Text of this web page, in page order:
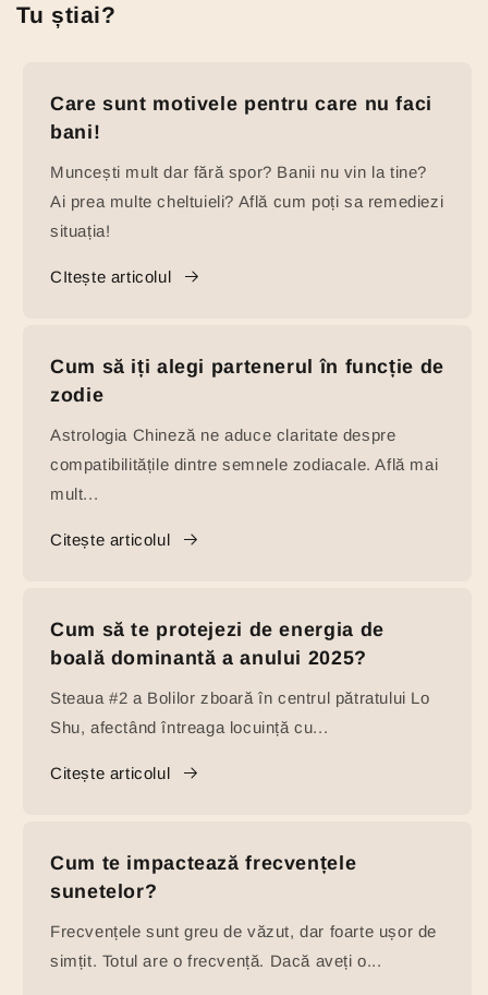
Tu știai?
Care sunt motivele pentru care nu faci
bani!
Muncești mult dar fără spor? Banii nu vin la tine?
Ai prea multe cheltuieli? Află cum poți sa remediezi
situația!
CItește articolul
Cum să iți alegi partenerul în funcție de
zodie
Astrologia Chineză ne aduce claritate despre
compatibilitățile dintre semnele zodiacale. Află mai
mult...
Citește articolul
Cum să te protejezi de energia de
boală dominantă a anului 2025?
Steaua #2 a Bolilor zboară în centrul pătratului Lo
Shu, afectând întreaga locuință cu...
Citește articolul
Cum te impactează frecvențele
sunetelor?
Frecvențele sunt greu de văzut, dar foarte ușor de
simțit. Totul are o frecvență. Dacă aveți o...